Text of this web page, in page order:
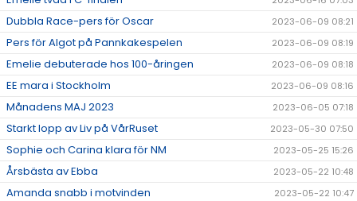
Dubbla Race-pers för Oscar 2023-06-09 08:21
Pers för Algot på Pannkakespelen 2023-06-09 08:19
Emelie debuterade hos 100-åringen 2023-06-09 08:18
EE mara i Stockholm 2023-06-09 08:16
Månadens MAJ 2023 2023-06-05 07:18
Starkt lopp av Liv på VårRuset 2023-05-30 07:50
Sophie och Carina klara för NM 2023-05-25 15:26
Årsbästa av Ebba 2023-05-22 10:48
Amanda snabb i motvinden 2023-05-22 10:47